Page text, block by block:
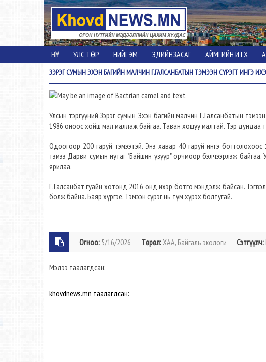
НҮҮР УЛС ТӨР НИЙГЭМ ЭДИЙНЗАСАГ АЙМГИЙН ИТХ
ЗЭРЭГСУМЫН ЭХЭН БАГИЙН МАЛЧИН Г.ГАЛСАНБАТЫН ТЭМЭЭН СҮРЭГТ ИНГЭ
Улсын тэргүүний Зэрэг сумын Эхэн багийн малчин Г.Галсанбатын
1986 оноос хойш мал маллаж байгаа. Таван хошуу малтай. Тэр дундаа
Одоогоор 200 гаруй тэмээтэй. Энэ хавар 40 гаруй ингэ
тэмээ Дарви сумын нутаг "Байшин үзүүр" орчмоор бэлчээрлэж байгаа.
ярилаа.
Г.Галсанбат гуайн хотонд 2016 онд ихэр ботго мэндэлж байсан.
болж байна. Баяр хүргэе. Тэмээн сүрэг нь түм хүрэх болтугай.
Огноо: 5/16/2026 Төрөл:ХАА, Байгаль экологи Сэтгүүлч:
Мэдээ таалагдсан:
khovdnews.mn таалагдсан: